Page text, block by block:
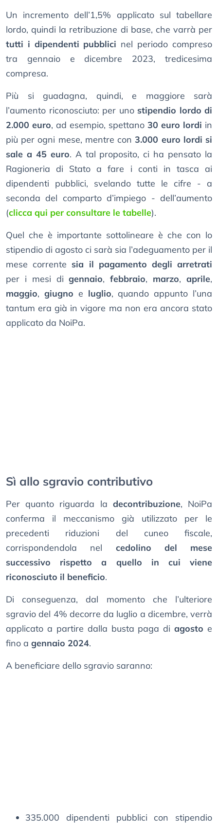
Un incremento dell’1,5% applicato sul tabellare
lordo, quindi la retribuzione di base, che varrà per
tutti i dipendenti pubblici nel periodo compreso
tra gennaio e dicembre 2023, tredicesima
compresa.
Più si guadagna, quindi, e maggiore sarà
l’aumento riconosciuto: per uno stipendio lordo di
2.000 euro, ad esempio, spettano 30 euro lordi in
più per ogni mese, mentre con3.000 euro lordi si
sale a 45 euro. A tal proposito, ci ha pensato la
Ragioneria di Stato a fare i conti in tasca ai
dipendenti pubblici, svelando tutte le cifre - a
seconda del comparto d’impiego - dell’aumento
(clicca qui per consultare le tabelle).
Quel che è importante sottolineare è che con lo
stipendio di agosto ci sarà sia l’adeguamento per il
mese corrente sia il pagamento degli arretrati
per i mesi digennaio,febbraio, marzo,aprile,
maggio, giugno e luglio, quando appunto l’una
tantum era già in vigore ma non era ancora stato
applicato da NoiPa.
Sì allo sgravio contributivo
Per quanto riguarda la decontribuzione, NoiPa
conferma il meccanismo già utilizzato per le
precedenti riduzioni del cuneo fiscale,
corrispondendola nel cedolino del mese
successivo rispetto a quello in cui viene
riconosciuto il beneficio.
Di conseguenza, dal momento che l’ulteriore
sgravio del 4% decorre da luglio a dicembre, verrà
applicato a partire dalla busta paga diagosto e
fino a gennaio 2024.
A beneficiare dello sgravio saranno:
335.000 dipendenti pubblici con stipendio